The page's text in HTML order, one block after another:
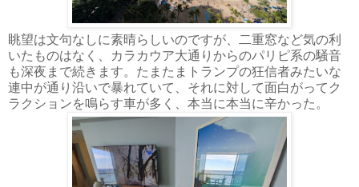
眺望は文句なしに素晴らしいのですが、二重窓など気の利
いたものはなく、カラカウア大通りからのパリピ系の騒音
も深夜まで続きます。たまたまトランプの狂信者みたいな
連中が通り沿いで暴れていて、それに対して面白がってク
ラクションを鳴らす車が多く、本当に本当に辛かった。